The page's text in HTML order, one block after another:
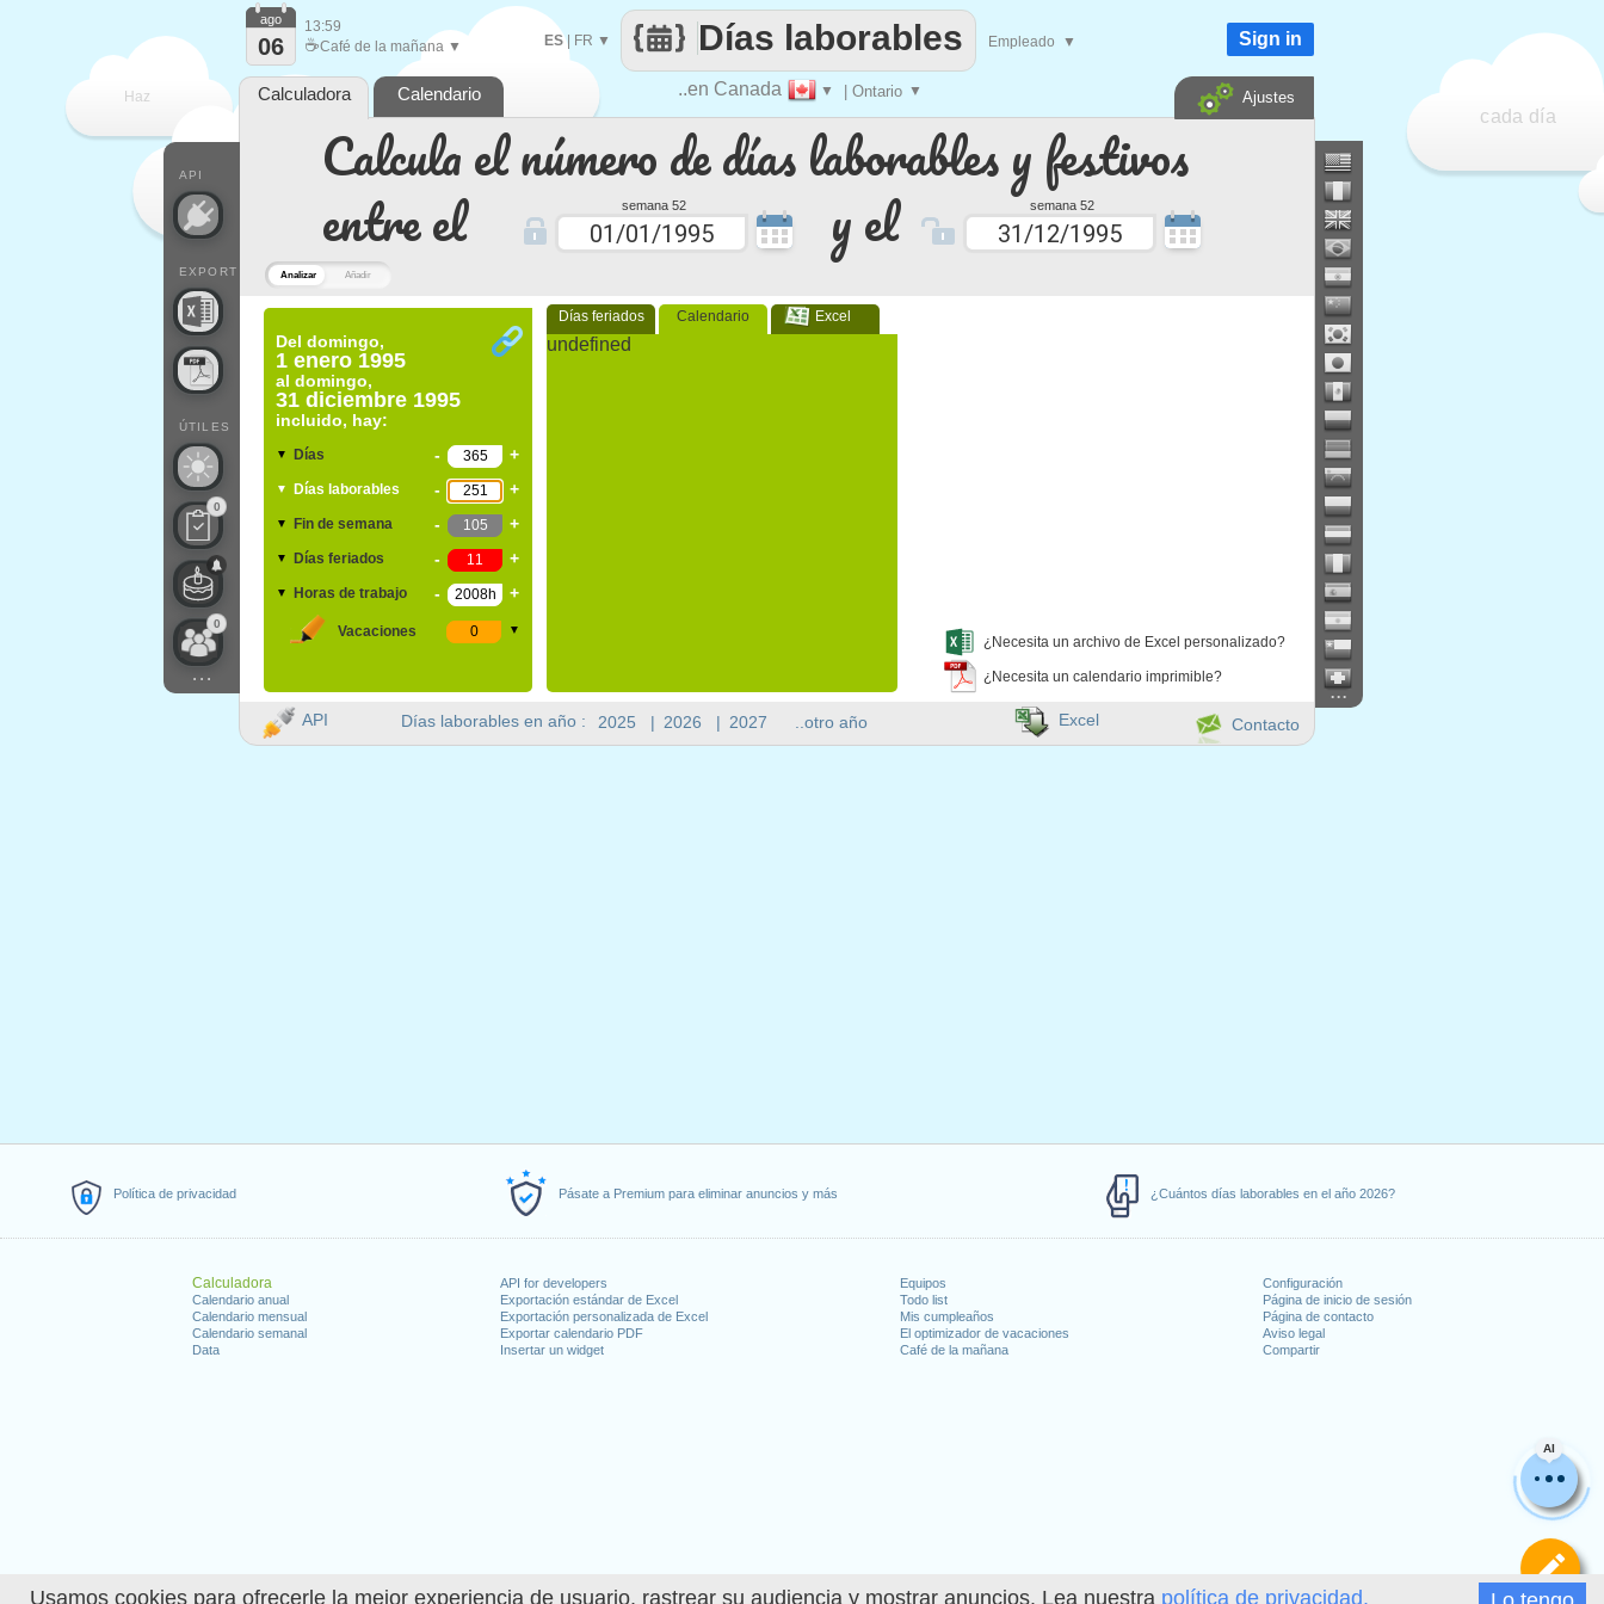
Usamos cookies para ofrecerle la mejor experiencia de usuario, rastrear su audiencia y mostrar anuncios. Lea nuestra política de privacidad.
Política de privacidad Pásate a Premium para eliminar anuncios y más ¿Cuántos días laborables en el año 2026?
Calculadora
Calendario anual
Calendario mensual
Calendario semanal
Data
API for developers
Exportación estándar de Excel
Exportación personalizada de Excel
Exportar calendario PDF
Insertar un widget
Equipos
Todo list
Mis cumpleaños
El optimizador de vacaciones
Café de la mañana
Configuración
Página de inicio de sesión
Página de contacto
Aviso legal
Compartir
Analizar Añadir
Calcula el número de días laborables y festivos
entre el
semana 52 y el semana 52
Del domingo,
1 enero 1995
al domingo,
31 diciembre 1995
incluido, hay:
▼ Días - +
▼ Días laborables - +
▼ Fin de semana - +
▼ Días feriados - +
▼ Horas de trabajo - +
Vacaciones ▼
Días feriados Calendario Excel
undefined
¿Necesita un archivo de Excel personalizado?
¿Necesita un calendario imprimible?
AI
Haz
cada día
..en Canada ▼ | Ontario ▼
Días laborables
ES| FR ▼ Empleado ▼
API
EXPORT
ÚTILES
0
0
...
ago
06
13:59
☕Café de la mañana ▼ Sign in
Calculadora Calendario Ajustes
Días laborables en año : 2025 | 2026 | 2027 ..otro año
...
API Contacto
Excel